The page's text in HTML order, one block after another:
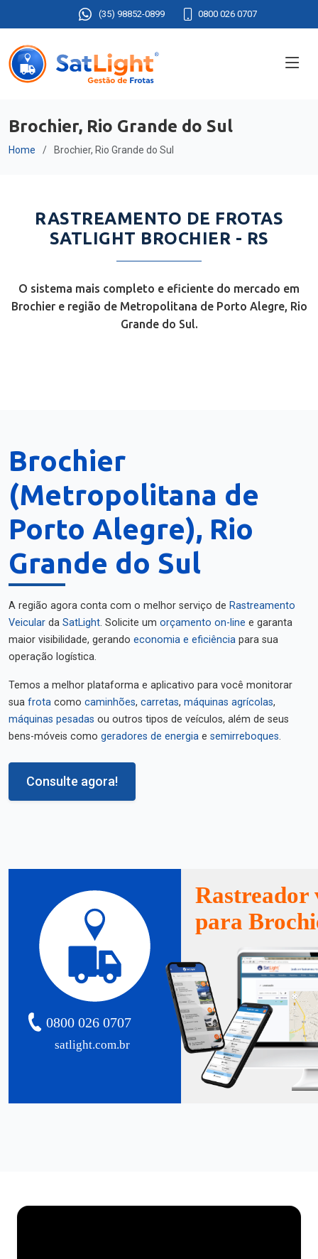
(35) 98852-0899 0800 026 0707
Brochier, Rio Grande do Sul
Home Brochier, Rio Grande do Sul
RASTREAMENTO DE FROTAS
SATLIGHT BROCHIER - RS
O sistema mais completo e eficiente do mercado em
Brochier e região de Metropolitana de Porto Alegre, Rio
Grande do Sul.
Brochier
(Metropolitana de
Porto Alegre), Rio
Grande do Sul
A região agora conta com o melhor serviço de Rastreamento
Veicular da SatLight. Solicite um orçamento on-line e garanta
maior visibilidade, gerando economia e eficiência para sua
operação logística.
Temos a melhor plataforma e aplicativo para você monitorar
sua frota como caminhões, carretas, máquinas agrícolas,
máquinas pesadas ou outros tipos de veículos, além de seus
bens-móveis como geradores de energia e semirreboques.
Consulte agora!
satlight.com.br
0800 026 0707
Rastreador
para